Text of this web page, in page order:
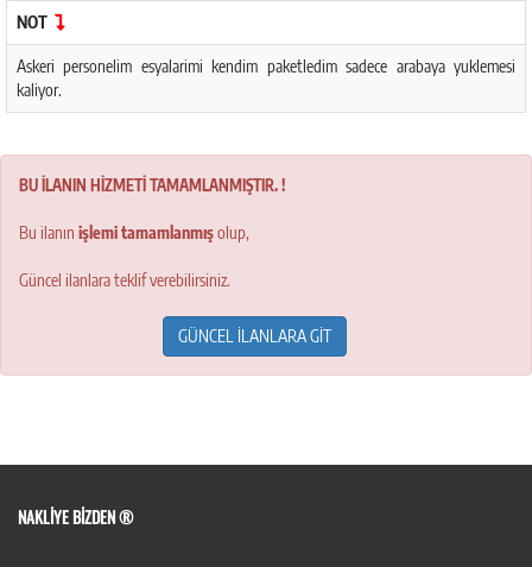
NOT
Askeri personelim esyalarimi kendim paketledim sadece arabaya yuklemesi
kaliyor.
BU İLANIN HİZMETİ TAMAMLANMIŞTIR. !
Bu ilanın işlemi tamamlanmışolup,
Güncel ilanlara teklif verebilirsiniz.
GÜNCEL İLANLARA GİT
NAKLIYE BIZDEN ®